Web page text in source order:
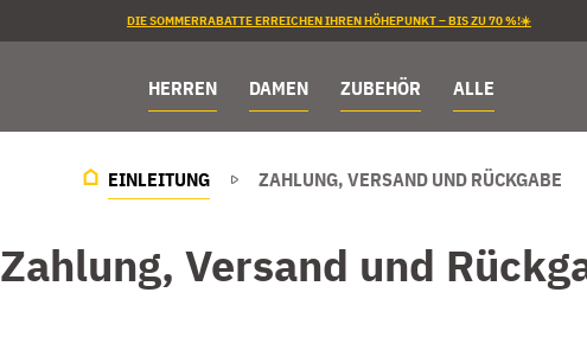
DIE SOMMERRABATTE ERREICHEN IHREN HÖHEPUNKT – BIS ZU 70 %!☀️
HERREN DAMEN ZUBEHÖR ALLE
EINLEITUNG ZAHLUNG, VERSAND UND RÜCKGABE
Zahlung, Versand und